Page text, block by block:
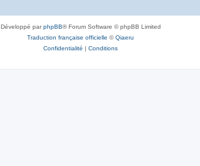
Développé parphpBB® Forum Software © phpBB Limited
Traduction française officielle ©Qiaeru
Confidentialité | Conditions